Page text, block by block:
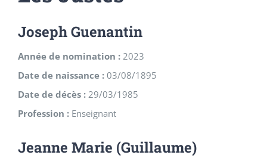
Joseph Guenantin
Année de nomination : 2023
Date de naissance : 03/08/1895
Date de décès : 29/03/1985
Profession : Enseignant
Jeanne Marie (Guillaume)